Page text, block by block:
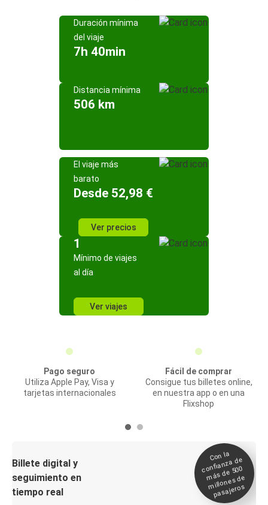
Duración mínima
del viaje
7h 40min
Distancia mínima
506 km
El viaje más
barato
Desde 52,98 €
Ver precios
1
Mínimo de viajes
al día
Ver viajes
Pago seguro
Utiliza Apple Pay, Visa y
tarjetas internacionales
Fácil de comprar
Consigue tus billetes online,
en nuestra app o en una
Flixshop
Billete digital y
seguimiento en
tiempo real
Con la
confianza de
más de 500
millones de
pasajeros